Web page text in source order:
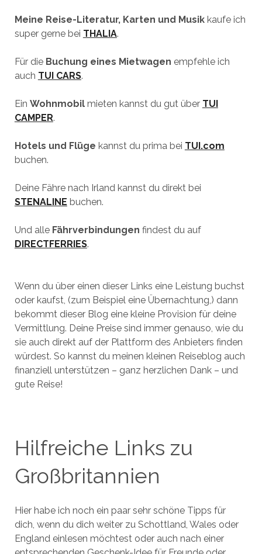
Meine Reise-Literatur, Karten und Musikkaufe ich
super gerne bei THALIA.
Für die Buchung eines Mietwagen empfehle ich
auch TUI CARS.
Ein Wohnmobilmieten kannst du gut über TUI
CAMPER.
Hotels und Flüge kannst du prima bei TUI.com
buchen.
Deine Fähre nach Irland kannst du direkt bei
STENALINE buchen.
Und alle Fährverbindungen findest du auf
DIRECTFERRIES.
Wenn du über einen dieser Links eine Leistung buchst
oder kaufst, (zum Beispiel eine Übernachtung,) dann
bekommt dieser Blog eine kleine Provision für deine
Vermittlung. Deine Preise sind immer genauso, wie du
sie auch direkt auf der Plattform des Anbieters finden
würdest. So kannst du meinen kleinen Reiseblog auch
finanziell unterstützen – ganz herzlichen Dank – und
gute Reise!
Hilfreiche Links zu
Großbritannien
Hier habe ich noch ein paar sehr schöne Tipps für
dich, wenn du dich weiter zu Schottland, Wales oder
England einlesen möchtest oder auch nach einer